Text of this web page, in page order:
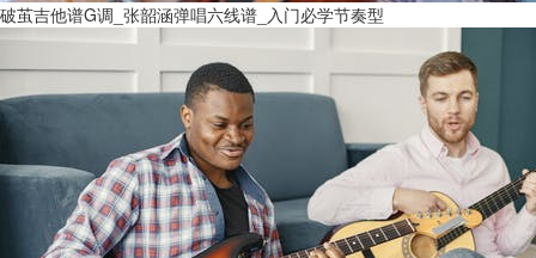
破茧吉他谱G调_张韶涵弹唱六线谱_入门必学节奏型